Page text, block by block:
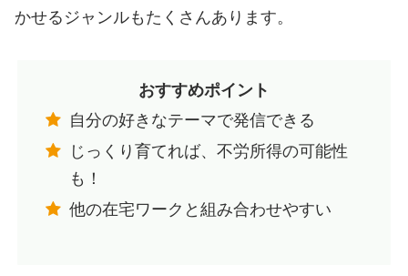
かせるジャンルもたくさんあります。
おすすめポイント
自分の好きなテーマで発信できる
じっくり育てれば、不労所得の可能性
も！
他の在宅ワークと組み合わせやすい